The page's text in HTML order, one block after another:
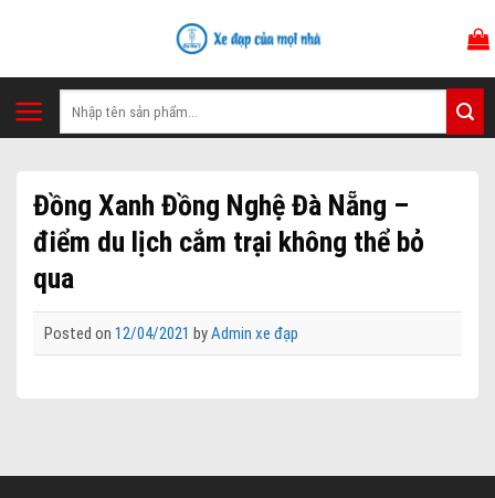
Tìm
kiếm:
Đồng Xanh Đồng Nghệ Đà Nẵng –
điểm du lịch cắm trại không thể bỏ
qua
Posted on 12/04/2021 byAdmin xe đạp